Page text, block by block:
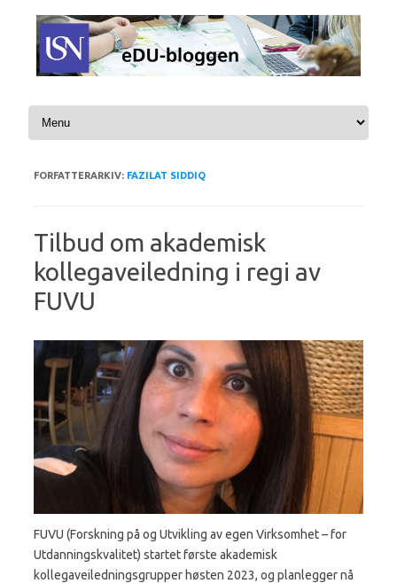
Hopp til innhold
FORFATTERARKIV: FAZILAT SIDDIQ
Tilbud om akademisk
kollegaveiledning i regi av
FUVU
FUVU (Forskning på og Utvikling av egen Virksomhet – for
Utdanningskvalitet) startet første akademisk
kollegaveiledningsgrupper høsten 2023, og planlegger nå